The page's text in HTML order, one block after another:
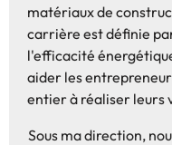
matériaux de
carrière est définie
l'efficacité
aider les
entier à réaliser leurs
Sous ma direction,